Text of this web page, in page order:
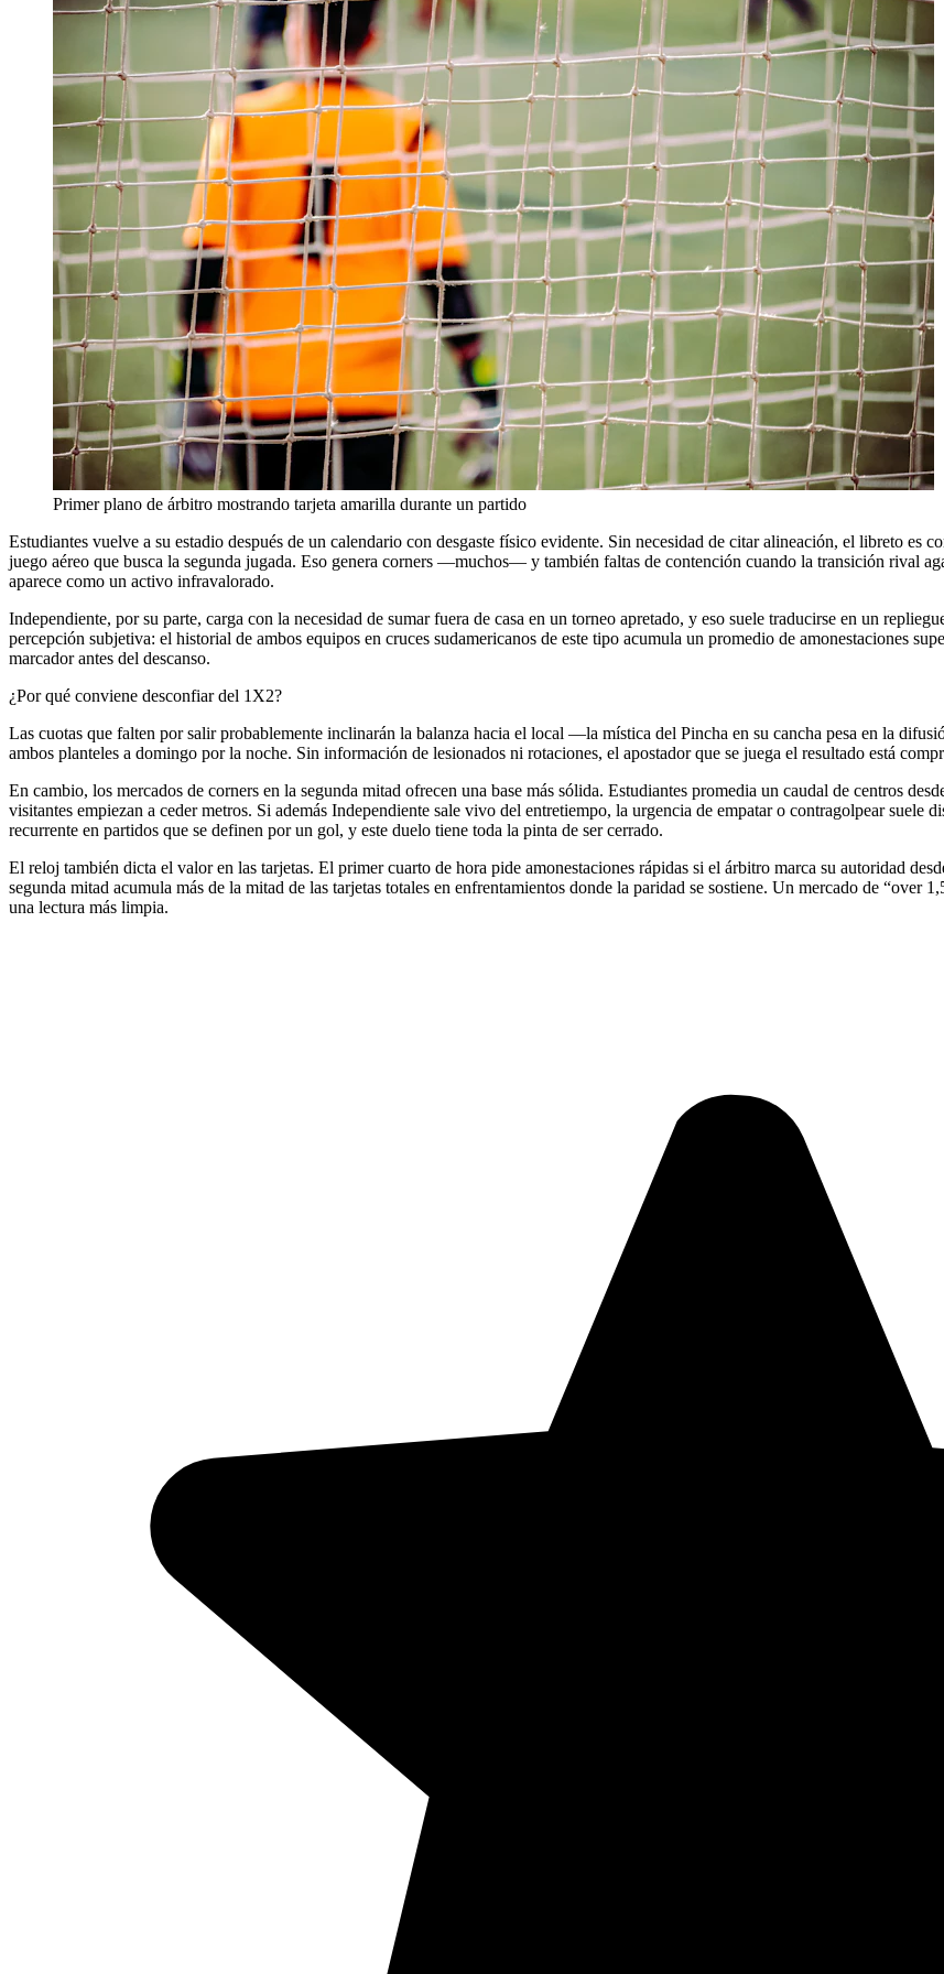
Primer plano de árbitro mostrando tarjeta amarilla durante un partido
Estudiantes vuelve a su estadio después de un calendario con desgaste físico evidente. Sin necesidad de citar alineación, el libreto es
juego aéreo que busca la segunda jugada. Eso genera corners —muchos— y también faltas de contención cuando la transición rival
aparece como un activo infravalorado.
Independiente, por su parte, carga con la necesidad de sumar fuera de casa en un torneo apretado, y eso suele traducirse en un
percepción subjetiva: el historial de ambos equipos en cruces sudamericanos de este tipo acumula un promedio de amonestaciones
marcador antes del descanso.
¿Por qué conviene desconfiar del 1X2?
Las cuotas que falten por salir probablemente inclinarán la balanza hacia el local —la mística del Pincha en su cancha pesa en la
ambos planteles a domingo por la noche. Sin información de lesionados ni rotaciones, el apostador que se juega el resultado está
En cambio, los mercados de corners en la segunda mitad ofrecen una base más sólida. Estudiantes promedia un caudal de centros
visitantes empiezan a ceder metros. Si además Independiente sale vivo del entretiempo, la urgencia de empatar o contragolpear suele
recurrente en partidos que se definen por un gol, y este duelo tiene toda la pinta de ser cerrado.
El reloj también dicta el valor en las tarjetas. El primer cuarto de hora pide amonestaciones rápidas si el árbitro marca su autoridad
segunda mitad acumula más de la mitad de las tarjetas totales en enfrentamientos donde la paridad se sostiene. Un mercado de “over
una lectura más limpia.